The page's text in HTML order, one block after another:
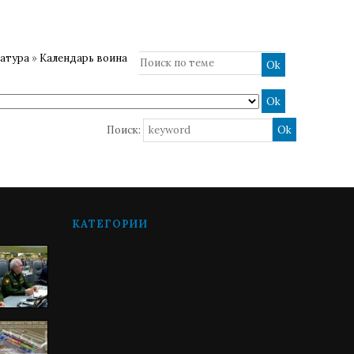
» Календарь воина
Поиск:
КАТЕГОРИИ